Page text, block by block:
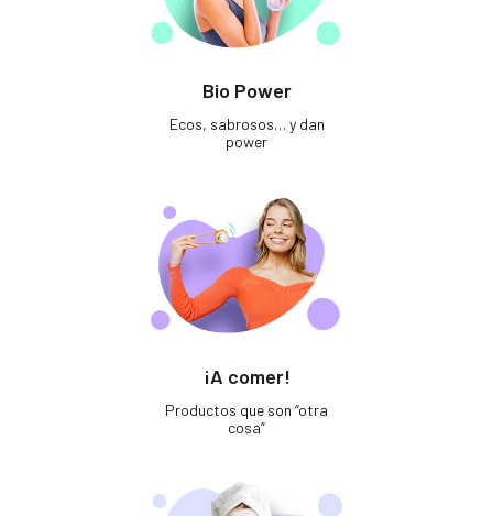
Bio Power
Ecos, sabrosos… y dan
power
¡A comer!
Productos que son “otra
cosa”